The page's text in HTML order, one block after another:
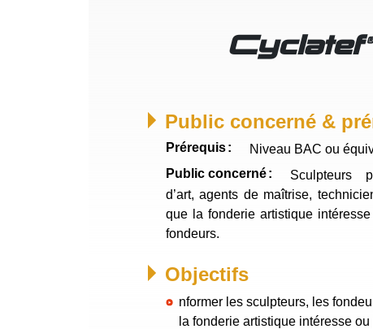
Cyclatef ®
Public concerné &
Prérequis
Niveau BAC ou
Public concerné
Sculpteurs
d’art, agents de maîtrise,
que la fonderie artistique
fondeurs.
Objectifs
nformer les sculpteurs, les
la fonderie artistique intéresse ou passionne, sur les